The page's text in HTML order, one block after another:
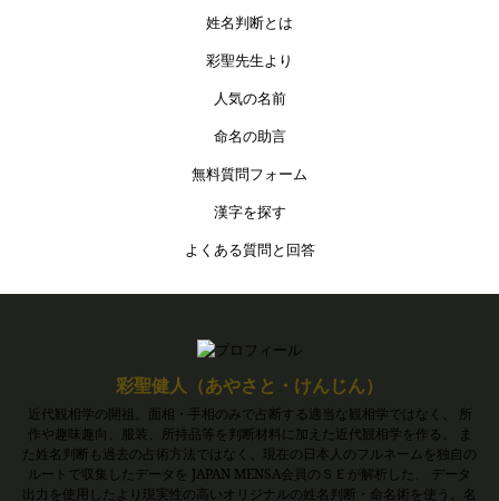
姓名判断とは
彩聖先生より
人気の名前
命名の助言
無料質問フォーム
漢字を探す
よくある質問と回答
彩聖健人（あやさと・けんじん）
近代観相学の開祖。面相・手相のみで占断する適当な観相学ではなく、 所
作や趣味趣向、服装、所持品等を判断材料に加えた近代観相学を作る。 ま
た姓名判断も過去の占術方法ではなく、現在の日本人のフルネームを独自の
ルートで収集したデータを JAPAN MENSA会員のＳＥが解析した、 データ
出力を使用したより現実性の高いオリジナルの姓名判断・命名術を使う。名